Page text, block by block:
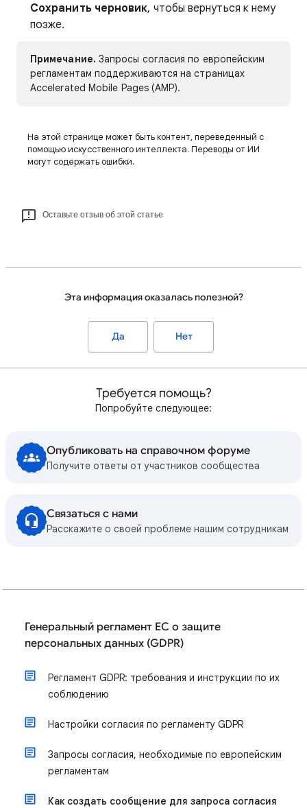
Сохранить черновик, чтобы вернуться к нему
позже.
Примечание. Запросы согласия по европейским
регламентам поддерживаются на страницах
Accelerated Mobile Pages (AMP).
На этой странице может быть контент, переведенный с
помощью искусственного интеллекта. Переводы от ИИ
могут содержать ошибки.
Оставьте отзыв об этой статье
Эта информация оказалась полезной?
Да Нет
Требуется помощь?
Попробуйте следующее:
Опубликовать на справочном форуме
Получите ответы от участников сообщества
Связаться с нами
Расскажите о своей проблеме нашим сотрудникам
Генеральный регламент ЕС о защите
персональных данных (GDPR)
Регламент GDPR: требования и инструкции по их
соблюдению
Настройки согласия по регламенту GDPR
Запросы согласия, необходимые по европейским
регламентам
Как создать сообщение для запроса согласия